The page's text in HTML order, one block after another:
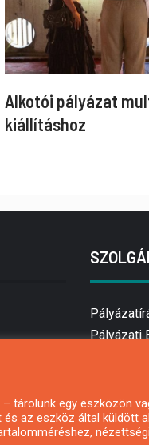
Alkotói pályázat
kiállításhoz
Pályázati
tárolunk egy eszközön
az eszköz által küldött